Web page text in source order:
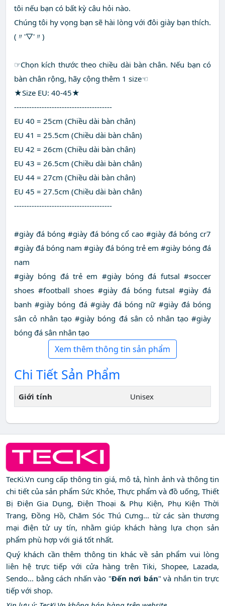
tôi nếu bạn có bất kỳ câu hỏi nào.
Chúng tôi hy vọng bạn sẽ hài lòng với đôi giày bạn thích.
(〃'▽'〃)
☞Chọn kích thước theo chiều dài bàn chân. Nếu bạn có
bàn chân rộng, hãy cộng thêm 1 size☜
★Size EU: 40-45★
---------------------------------------
EU 40 = 25cm (Chiều dài bàn chân)
EU 41 = 25.5cm (Chiều dài bàn chân)
EU 42 = 26cm (Chiều dài bàn chân)
EU 43 = 26.5cm (Chiều dài bàn chân)
EU 44 = 27cm (Chiều dài bàn chân)
EU 45 = 27.5cm (Chiều dài bàn chân)
---------------------------------------
#giày đá bóng #giày đá bóng cổ cao #giày đá bóng cr7
#giày đá bóng nam #giày đá bóng trẻ em #giày bóng đá
nam
#giày bóng đá trẻ em #giày bóng đá futsal #soccer
shoes #football shoes #giày đá bóng futsal #giày đá
banh #giày bóng đá #giày đá bóng nữ #giày đá bóng
sân cỏ nhân tạo #giày bóng đá sân cỏ nhân tạo #giày
bóng đá sân nhân tạo
Xem thêm thông tin sản phẩm
Chi Tiết Sản Phẩm
Giới tính Unisex
TecKi.Vn cung cấp thông tin giá, mô tả, hình ảnh và thông tin
chi tiết của sản phẩm Sức Khỏe, Thực phẩm và đồ uống, Thiết
Bị Điện Gia Dụng, Điện Thoại & Phụ Kiện, Phụ Kiện Thời
Trang, Đồng Hồ, Chăm Sóc Thú Cưng... từ các sàn thương
mại điện tử uy tín, nhằm giúp khách hàng lựa chọn sản
phẩm phù hợp với giá tốt nhất.
Quý khách cần thêm thông tin khác về sản phẩm vui lòng
liên hệ trực tiếp với cửa hàng trên Tiki, Shopee, Lazada,
Sendo... bằng cách nhấn vào "Đến nơi bán" và nhắn tin trực
tiếp với shop.